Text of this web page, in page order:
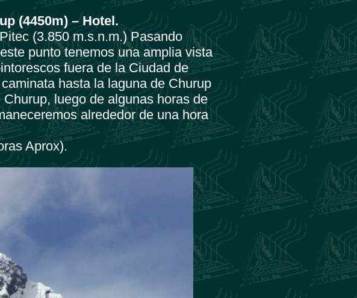
(4450m) – Hotel.
(3.850 m.s.n.m.) Pasando
punto tenemos una amplia vista
fuera de la Ciudad de
hasta la laguna de Churup
luego de algunas horas de
alrededor de una hora
Aprox).